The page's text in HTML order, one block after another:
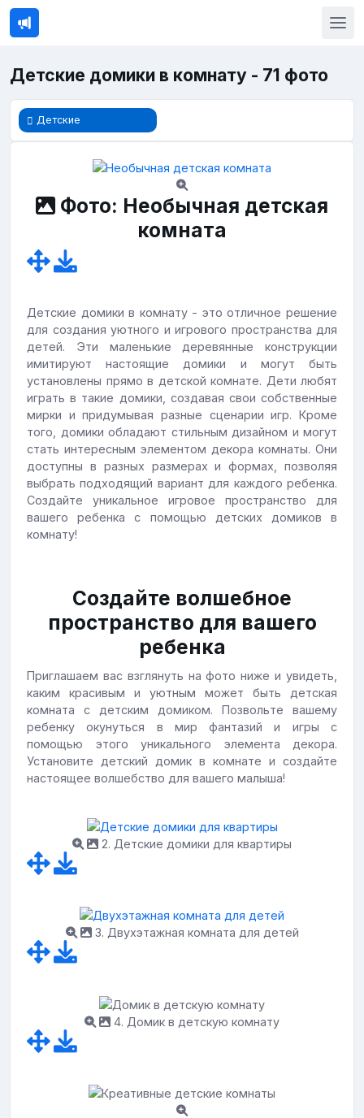
Детские домики в комнату - 71 фото
Детские
Фото: Необычная детская
комната
Детские домики в комнату - это отличное решение
для создания уютного и игрового пространства для
детей. Эти маленькие деревянные конструкции
имитируют настоящие домики и могут быть
установлены прямо в детской комнате. Дети любят
играть в такие домики, создавая свои собственные
мирки и придумывая разные сценарии игр. Кроме
того, домики обладают стильным дизайном и могут
стать интересным элементом декора комнаты. Они
доступны в разных размерах и формах, позволяя
выбрать подходящий вариант для каждого ребенка.
Создайте уникальное игровое пространство для
вашего ребенка с помощью детских домиков в
комнату!
Создайте волшебное
пространство для вашего
ребенка
Приглашаем вас взглянуть на фото ниже и увидеть,
каким красивым и уютным может быть детская
комната с детским домиком. Позвольте вашему
ребенку окунуться в мир фантазий и игры с
помощью этого уникального элемента декора.
Установите детский домик в комнате и создайте
настоящее волшебство для вашего малыша!
2. Детские домики для квартиры
3. Двухэтажная комната для детей
4. Домик в детскую комнату